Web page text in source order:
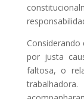
por justa
faltosa, o